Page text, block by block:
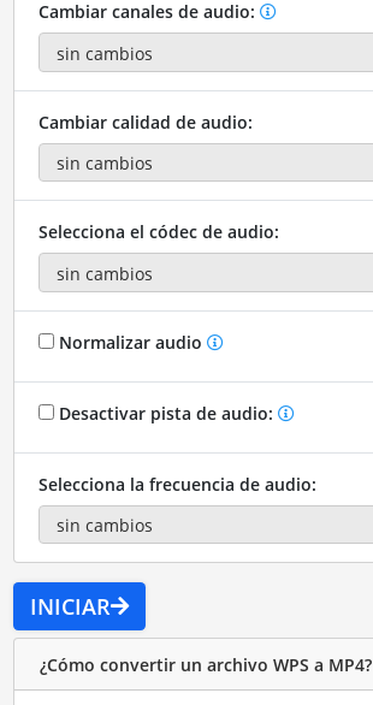
Cambiar canales de audio:
Cambiar calidad de audio:
Selecciona el códec de audio:
Normalizar audio
Desactivar pista de audio:
Selecciona la frecuencia de audio:
INICIAR
¿Cómo convertir un archivo WPS a MP4?